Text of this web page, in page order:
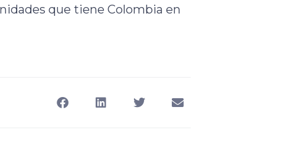
que tiene Colombia en